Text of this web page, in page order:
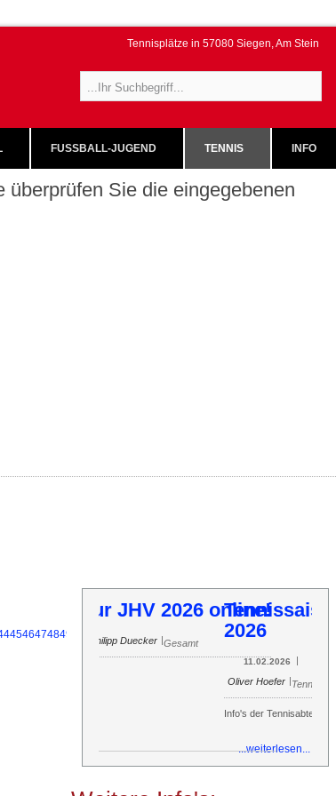
Tennisplätze in 57080 Siegen, Am Stein
FUSSBALL-JUGEND TENNIS INFO
überprüfen Sie die eingegebenen
4546474849 52 5354 55 57 62636465
JHV 2026 online!
Duecker
Tennissaison 2026
11.02.2026 | Oliver Hoefer |